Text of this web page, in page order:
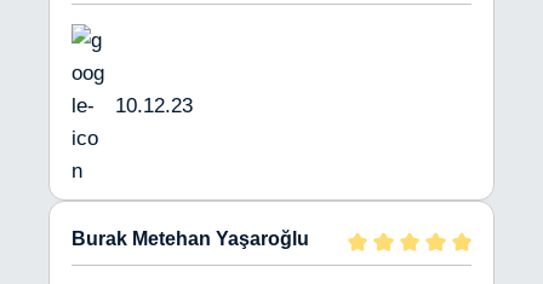
10.12.23
Burak Metehan Yaşaroğlu